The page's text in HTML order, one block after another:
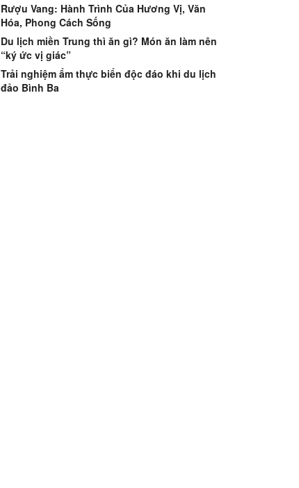
Rượu Vang: Hành Trình Của Hương Vị, Văn
Hóa, Phong Cách Sống
Du lịch miền Trung thì ăn gì? Món ăn làm nên
“ký ức vị giác”
Trải nghiệm ẩm thực biển độc đáo khi du lịch
đảo Bình Ba